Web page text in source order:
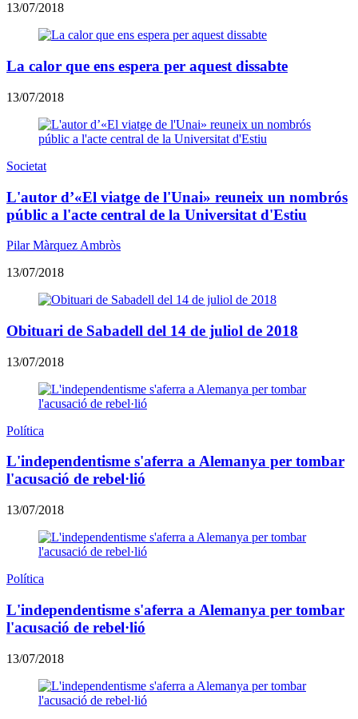
13/07/2018
La calor que ens espera per aquest dissabte
13/07/2018
Societat
L'autor d’«El viatge de l'Unai» reuneix un nombrós
públic a l'acte central de la Universitat d'Estiu
Pilar Màrquez Ambròs
13/07/2018
Obituari de Sabadell del 14 de juliol de 2018
13/07/2018
Política
L'independentisme s'aferra a Alemanya per tombar
l'acusació de rebel·lió
13/07/2018
Política
L'independentisme s'aferra a Alemanya per tombar
l'acusació de rebel·lió
13/07/2018